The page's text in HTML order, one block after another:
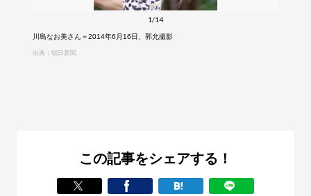
1/14
川島なお美さん＝2014年6月16日、郭允撮影
出典：朝日新聞
この記事をシェアする！